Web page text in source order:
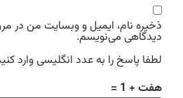
ذخیره نام، ایمیل و وبسایت من در
دیدگاهی می‌نویسم.
لطفا پاسخ را به عدد انگلیسی وارد
هفت + 1 =